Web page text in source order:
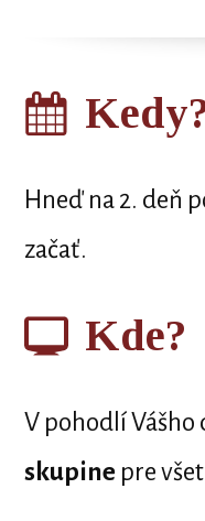
Hneď na 2. deň
začať.
Kde?
V pohodlí Vášho
skupine pre